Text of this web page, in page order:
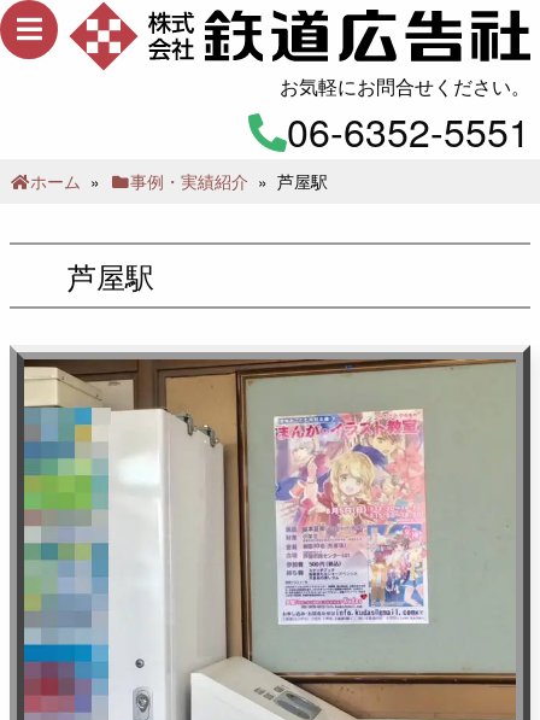
お気軽にお問合せください。
06-6352-5551
ホーム » 事例・実績紹介 » 芦屋駅
芦屋駅
メ
ニ